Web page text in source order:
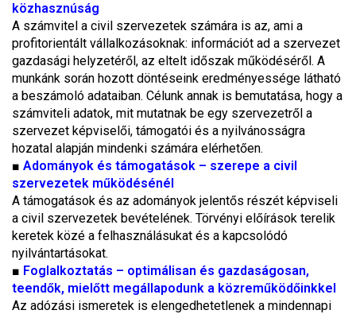
közhasznúság
A számvitel a civil szervezetek számára is az, ami a
profitorientált vállalkozásoknak: információt ad a szervezet
gazdasági helyzetéről, az eltelt időszak működéséről. A
munkánk során hozott döntéseink eredményessége látható
a beszámoló adataiban. Célunk annak is bemutatása, hogy a
számviteli adatok, mit mutatnak be egy szervezetről a
szervezet képviselői, támogatói és a nyilvánosságra
hozatal alapján mindenki számára elérhetően.
■ Adományok és támogatások – szerepe a civil
szervezetek működésénél
A támogatások és az adományok jelentős részét képviseli
a civil szervezetek bevételének. Törvényi előírások terelik
keretek közé a felhasználásukat és a kapcsolódó
nyilvántartásokat.
■ Foglalkoztatás – optimálisan és gazdaságosan,
teendők, mielőtt megállapodunk a közreműködőinkkel
Az adózási ismeretek is elengedhetetlenek a mindennapi